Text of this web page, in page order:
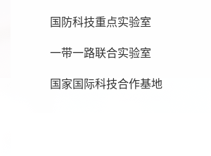
国防科技重点实验室
一带一路联合实验室
国家国际科技合作基地